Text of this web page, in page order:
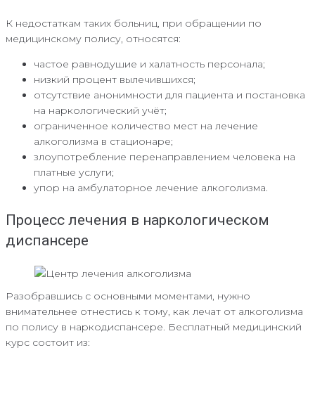
К недостаткам таких больниц, при обращении по
медицинскому полису, относятся:
частое равнодушие и халатность персонала;
низкий процент вылечившихся;
отсутствие анонимности для пациента и постановка
на наркологический учёт;
ограниченное количество мест на лечение
алкоголизма в стационаре;
злоупотребление перенаправлением человека на
платные услуги;
упор на амбулаторное лечение алкоголизма.
Процесс лечения в наркологическом
диспансере
Разобравшись с основными моментами, нужно
внимательнее отнестись к тому, как лечат от алкоголизма
по полису в наркодиспансере. Бесплатный медицинский
курс состоит из: